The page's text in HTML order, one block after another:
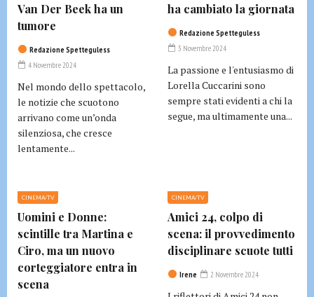
Van Der Beek ha un
tumore
Redazione Spetteguless
4 Novembre 2024
Nel mondo dello spettacolo,
le notizie che scuotono
arrivano come un’onda
silenziosa, che cresce
lentamente...
ha cambiato la giornata
Redazione Spetteguless
3 Novembre 2024
La passione e l'entusiasmo di
Lorella Cuccarini sono
sempre stati evidenti a chi la
segue, ma ultimamente una...
CINEMA/TV
Uomini e Donne:
scintille tra Martina e
Ciro, ma un nuovo
corteggiatore entra in
scena
CINEMA/TV
Amici 24, colpo di
scena: il provvedimento
disciplinare scuote tutti
Irene 2 Novembre 2024